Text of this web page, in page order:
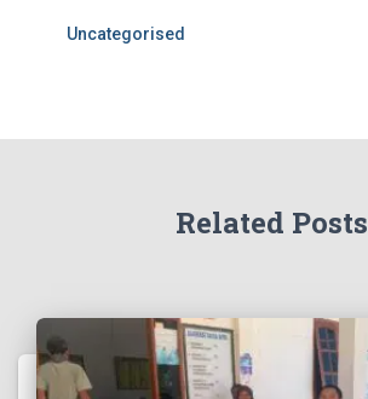
Uncategorised
Related Posts